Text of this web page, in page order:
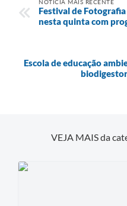
NOTÍCIA MAIS RECENTE
Festival de
nesta quinta com
Escola de educação
VEJA MAIS da